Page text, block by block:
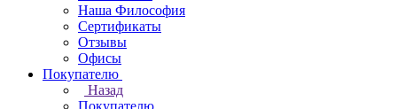
Наша Философия
Сертификаты
Отзывы
Офисы
Покупателю
Назад
Покупателю